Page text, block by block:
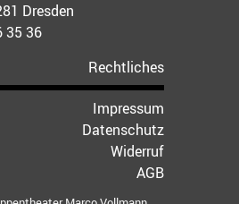
Dresden
35 36
Rechtliches
Impressum
Datenschutz
Widerruf
AGB